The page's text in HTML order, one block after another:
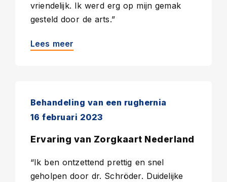
vriendelijk. Ik werd erg op mijn gemak
gesteld door de arts.”
Lees meer
Behandeling van een rughernia
16 februari 2023
Ervaring van Zorgkaart Nederland
“Ik ben ontzettend prettig en snel
geholpen door dr. Schröder. Duidelijke